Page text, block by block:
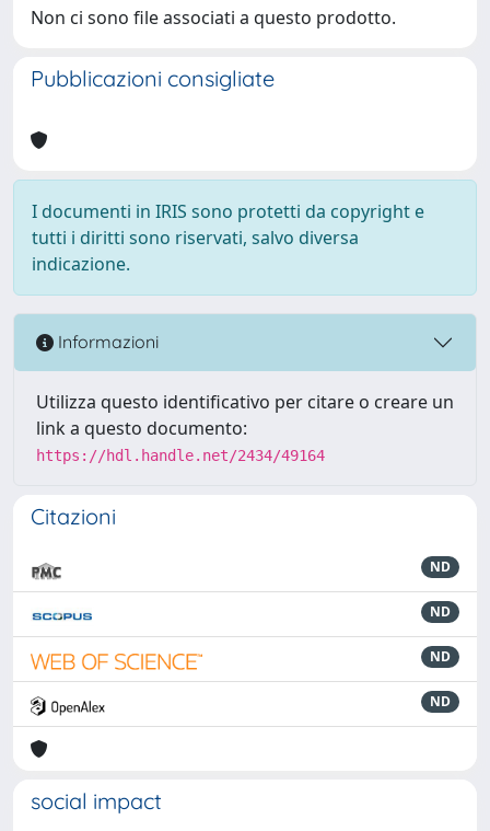
Non ci sono file associati a questo prodotto.
Pubblicazioni consigliate
I documenti in IRIS sono protetti da copyright e
tutti i diritti sono riservati, salvo diversa
indicazione.
Informazioni
Utilizza questo identificativo per citare o creare un
link a questo documento:
https://hdl.handle.net/2434/49164
Citazioni
ND
ND
ND
ND
social impact